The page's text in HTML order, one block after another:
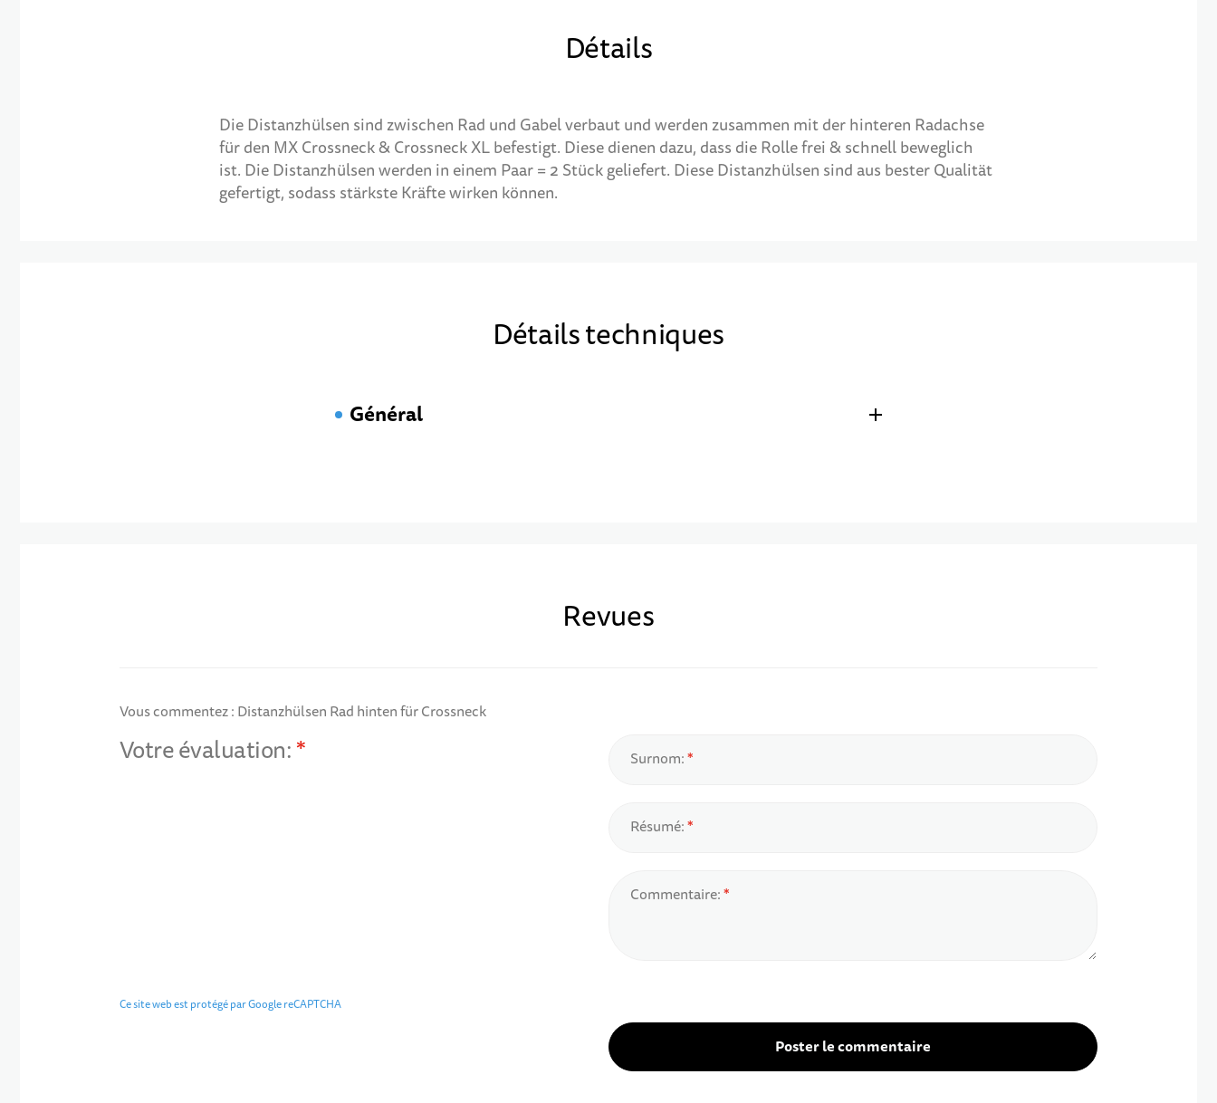
Détails
Die Distanzhülsen sind zwischen Rad und Gabel verbaut und werden zusammen mit der hinteren Radachse
für den MX Crossneck & Crossneck XL befestigt. Diese dienen dazu, dass die Rolle frei & schnell beweglich
ist. Die Distanzhülsen werden in einem Paar = 2 Stück geliefert. Diese Distanzhülsen sind aus bester Qualität
gefertigt, sodass stärkste Kräfte wirken können.
Détails techniques
Général
Revues
Vous commentez : Distanzhülsen Rad hinten für Crossneck
Votre évaluation: Surnom:
Résumé:
Commentaire:
Ce site web est protégé par Google reCAPTCHA
Poster le commentaire